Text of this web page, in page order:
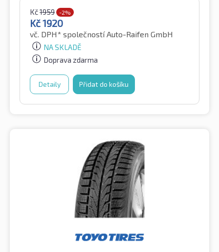
Kč1959 -2%
Kč1920
vč. DPH* společností Auto-Raifen GmbH
NA SKLADĚ
Doprava zdarma
Detaily Přidat do košíku